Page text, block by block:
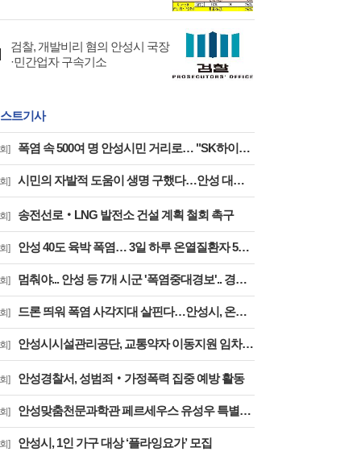
검찰, 개발비리 혐의 안성시 국장
·민간업자 구속기소
트기사
] 폭염 속 500여 명 안성시민 거리로… "SK하이닉스 폐수·송전선로·온실가스 대책 마련하라"
] 시민의 자발적 도움이 생명 구했다…안성 대덕면 낭떠러지 위 1톤 트럭 운전자 안전 구조
] 송전선로‧LNG 발전소 건설 계획 철회 촉구
] 안성 40도 육박 폭염… 3일 하루 온열질환자 5명 발생
] 멈춰야... 안성 등 7개 시군 '폭염중대경보'.. 경기도, 폭염 재난안전대책본부 비상 2단계 대응 강화
] 드론 띄워 폭염 사각지대 살핀다…안성시, 온열질환 예방 총력
] 안성시시설관리공단, 교통약자 이동지원 임차택시 10대로 확대 운영
] 안성경찰서, 성범죄‧가정폭력 집중 예방 활동
] 안성맞춤천문과학관 페르세우스 유성우 특별관측회 운영
] 안성시, 1인 가구 대상 ‘플라잉요가’ 모집